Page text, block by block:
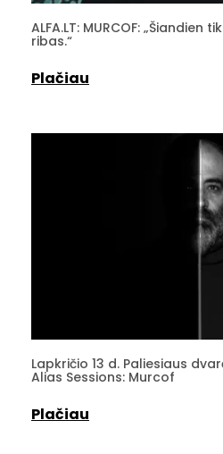
ALFA.LT: MURCOF:
ribas.“
Plačiau
Lapkričio 13 d. Paliesiaus
Alias Sessions: Murcof
Plačiau